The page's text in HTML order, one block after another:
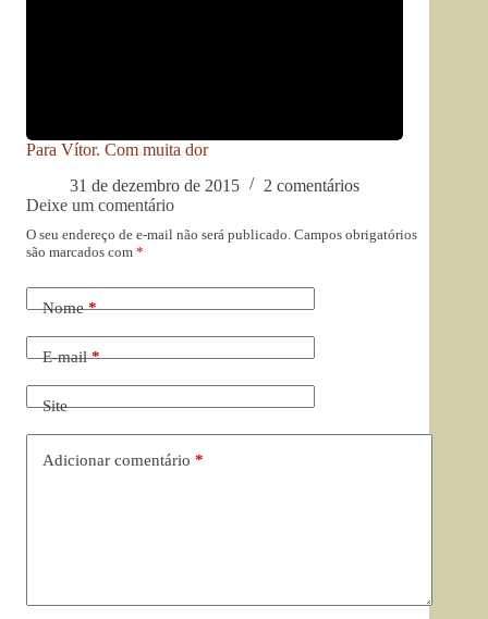
Para Vítor. Com muita dor
31 de dezembro de 2015
2 comentários
Deixe um comentário
O seu endereço de e-mail não será publicado. Campos obrigatórios
são marcados com *
Nome*
E-mail*
Site
Adicionar comentário *